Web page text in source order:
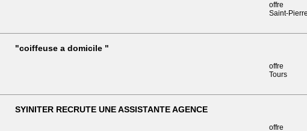
offre
Saint-
"coiffeuse a domicile "
offre
Tours
SYINITER RECRUTE UNE ASSISTANTE AGENCE
offre